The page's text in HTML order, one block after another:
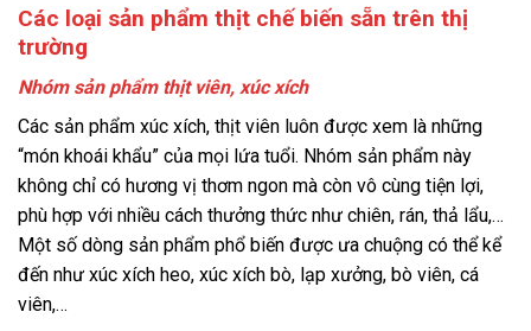
Các loại sản phẩm thịt chế biến sẵn trên thị
trường
Nhóm sản phẩm thịt viên, xúc xích
Các sản phẩm xúc xích, thịt viên luôn được xem là những
“món khoái khẩu” của mọi lứa tuổi. Nhóm sản phẩm này
không chỉ có hương vị thơm ngon mà còn vô cùng tiện lợi,
phù hợp với nhiều cách thưởng thức như chiên, rán, thả lẩu,…
Một số dòng sản phẩm phổ biến được ưa chuộng có thể kể
đến như xúc xích heo, xúc xích bò, lạp xưởng, bò viên, cá
viên,…